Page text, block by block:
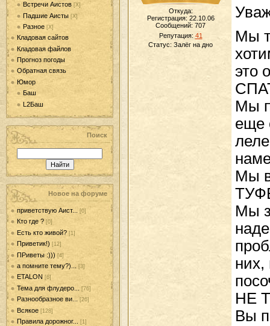
Встречи Аистов [Х]
Падшие Аисты [Х]
Разное [Х]
Кладовая сайтов
Кладовая файлов
Прогноз погоды
Обратная связь
Юмор
Баш
L2Баш
Поиск
Новое на форуме
приветствую Аист... [0]
Кто где ? [0]
Есть кто живой? [1]
Приветик!) [12]
ПРиветы :))) [4]
а помните тему?)... [3]
ETALON [6]
Тема для флудеро... [76]
Разнообразное ви... [26]
Всякое [128]
Правила дорожног... [1]
Откуда:
Регистрация: 22.10.06
Сообщений: 707
Репутация: 41
Статус: Залёг на дно
Мы
это
Мы
еще
Мы
Мы
них,
НЕ
Вы